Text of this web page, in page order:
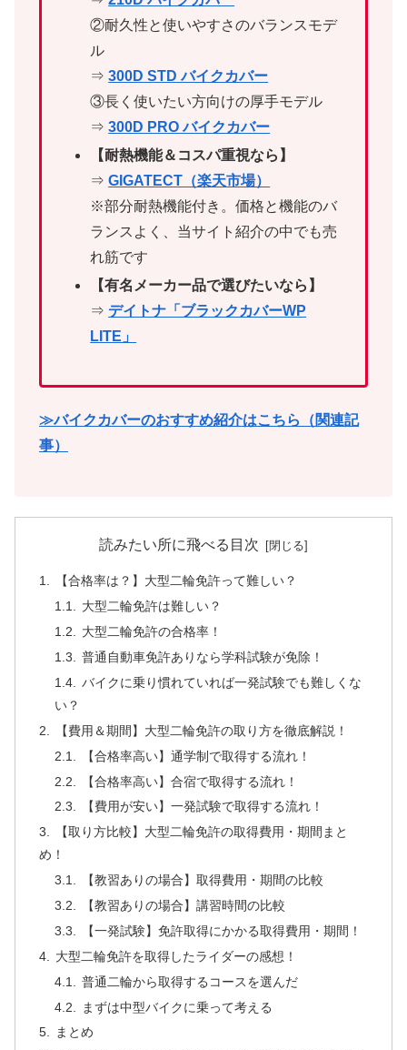
②耐久性と使いやすさのバランスモデ
ル
⇒300D STD バイクカバー
③長く使いたい方向けの厚手モデル
⇒300D PRO バイクカバー
【耐熱機能＆コスパ重視なら】
⇒GIGATECT（楽天市場）
※部分耐熱機能付き。価格と機能のバ
ランスよく、当サイト紹介の中でも売
れ筋です
【有名メーカー品で選びたいなら】
⇒ デイトナ「ブラックカバーWP
LITE」
≫バイクカバーのおすすめ紹介はこちら（関連記
事）
読みたい所に飛べる目次
【合格率は？】大型二輪免許って難しい？
大型二輪免許は難しい？
大型二輪免許の合格率！
普通自動車免許ありなら学科試験が免除！
バイクに乗り慣れていれば一発試験でも難しくな
い？
【費用＆期間】大型二輪免許の取り方を徹底解説！
【合格率高い】通学制で取得する流れ！
【合格率高い】合宿で取得する流れ！
【費用が安い】一発試験で取得する流れ！
【取り方比較】大型二輪免許の取得費用・期間まと
め！
【教習ありの場合】取得費用・期間の比較
【教習ありの場合】講習時間の比較
【一発試験】免許取得にかかる取得費用・期間！
大型二輪免許を取得したライダーの感想！
普通二輪から取得するコースを選んだ
まずは中型バイクに乗って考える
まとめ